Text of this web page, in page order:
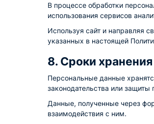
В процессе обработки
использования сервисов
Используя сайт и направляя
указанных в настоящей
8. Сроки
Персональные данные
законодательства или защиты
Данные, полученные через
взаимодействия с ним.